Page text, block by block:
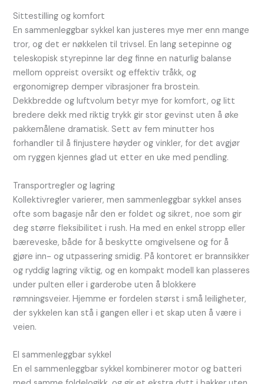
Sittestilling og komfort
En sammenleggbar sykkel kan justeres mye mer enn mange
tror, og det er nøkkelen til trivsel. En lang setepinne og
teleskopisk styrepinne lar deg finne en naturlig balanse
mellom oppreist oversikt og effektiv tråkk, og
ergonomigrep demper vibrasjoner fra brostein.
Dekkbredde og luftvolum betyr mye for komfort, og litt
bredere dekk med riktig trykk gir stor gevinst uten å øke
pakkemålene dramatisk. Sett av fem minutter hos
forhandler til å finjustere høyder og vinkler, for det avgjør
om ryggen kjennes glad ut etter en uke med pendling.
Transportregler og lagring
Kollektivregler varierer, men sammenleggbar sykkel anses
ofte som bagasje når den er foldet og sikret, noe som gir
deg større fleksibilitet i rush. Ha med en enkel stropp eller
bæreveske, både for å beskytte omgivelsene og for å
gjøre inn- og utpassering smidig. På kontoret er brannsikker
og ryddig lagring viktig, og en kompakt modell kan plasseres
under pulten eller i garderobe uten å blokkere
rømningsveier. Hjemme er fordelen størst i små leiligheter,
der sykkelen kan stå i gangen eller i et skap uten å være i
veien.
El sammenleggbar sykkel
En el sammenleggbar sykkel kombinerer motor og batteri